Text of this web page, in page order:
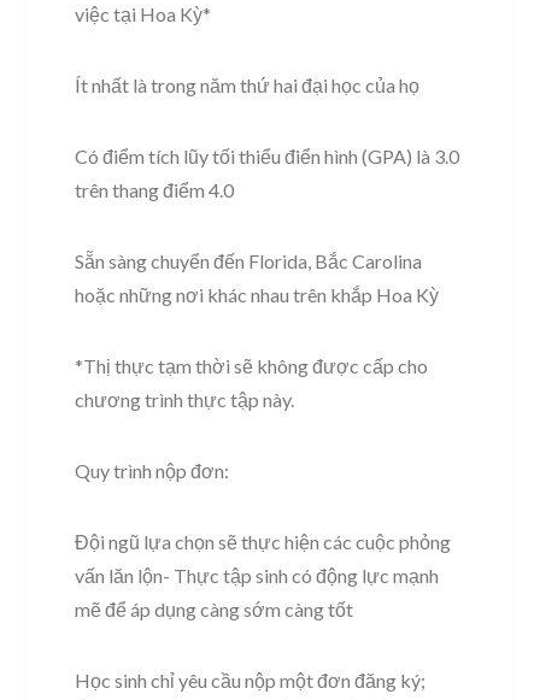
việc tại Hoa Kỳ*
Ít nhất là trong năm thứ hai đại học của họ
Có điểm tích lũy tối thiểu điển hình (GPA) là 3.0
trên thang điểm 4.0
Sẵn sàng chuyển đến Florida, Bắc Carolina
hoặc những nơi khác nhau trên khắp Hoa Kỳ
*Thị thực tạm thời sẽ không được cấp cho
chương trình thực tập này.
Quy trình nộp đơn:
Đội ngũ lựa chọn sẽ thực hiện các cuộc phỏng
vấn lăn lộn- Thực tập sinh có động lực mạnh
mẽ để áp dụng càng sớm càng tốt
Học sinh chỉ yêu cầu nộp một đơn đăng ký;